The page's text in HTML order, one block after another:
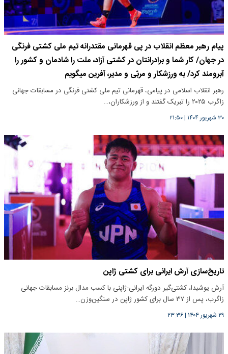
پیام رهبر معظم انقلاب در پی قهرمانی مقتدرانه تیم ملی کشتی فرنگی
در جهان/ کار شما و برادرانتان در کشتی آزاد، ملت را شادمان و کشور را
آبرومند کرد/ به ورزشکار و مربّی و مدیر، آفرین میگویم
رهبر انقلاب اسلامی در پیامی، قهرمانی تیم ملی کشتی فرنگی در مسابقات جهانی
زاگرب ۲۰۲۵ را تبریک گفتند و از ورزشکاران،…
۳۰ شهریور ۱۴۰۴ |۲۱:۵۰
تاریخ‌سازی آرش ایرانی برای کشتی ژاپن
آرش یوشیدا، کشتی‌گیر دورگه ایرانی-ژاپنی با کسب مدال برنز مسابقات جهانی
زاگرب، پس از ۳۷ سال برای کشور ژاپن در سنگین‌وزن…
۲۹ شهریور ۱۴۰۴ |۲۳:۳۶